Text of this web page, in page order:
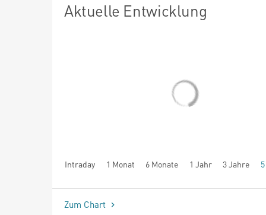
Aktuelle Entwicklung
Intraday 1 Monat 6 Monate 1 Jahr 3 Jahre
seit Beginn
Zum Chart